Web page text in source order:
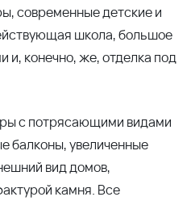
современные детские и
школа, большое
конечно, же, отделка под
с потрясающими видами
балконы, увеличенные
вид домов,
камня. Все